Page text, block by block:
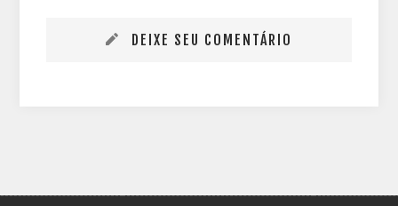
DEIXE SEU COMENTÁRIO